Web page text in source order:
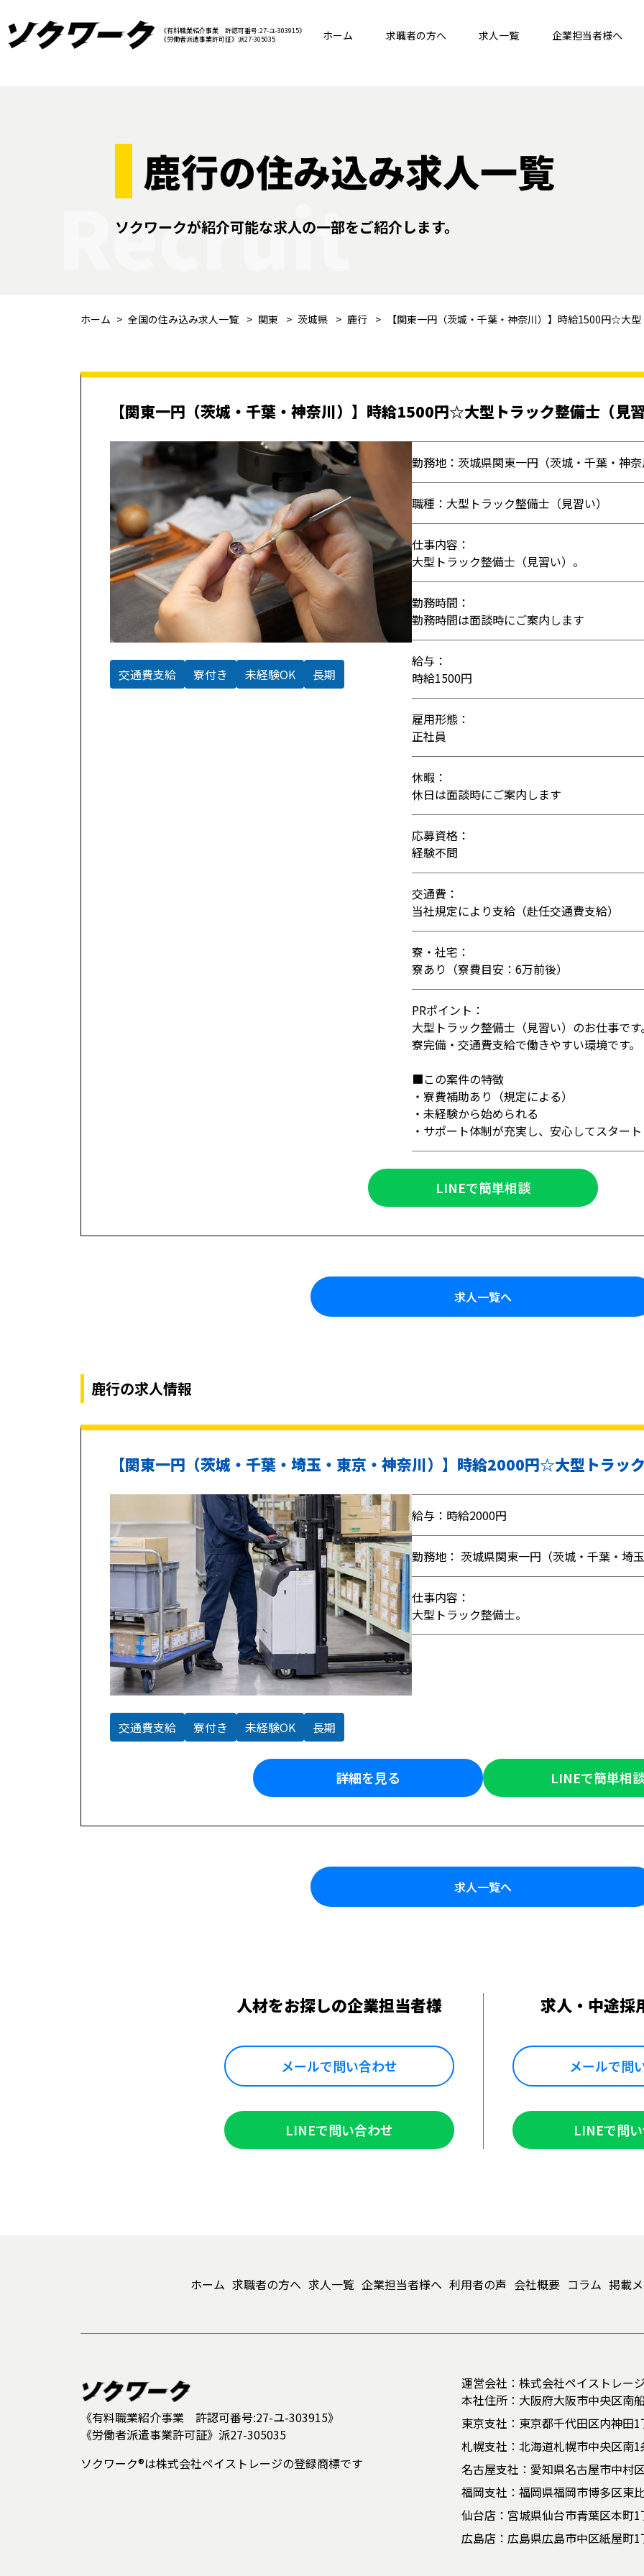
《有料職業紹介事業 許認可番号:27-ユ-303915》
《労働者派遣事業許可証》派27-305035
ホーム 求職者の方へ 求人一覧 企業担当者様へ
鹿行の住み込み求人一覧
ソクワークが紹介可能な求人の一部をご紹介します。
Recruit
ホーム 全国の住み込み求人一覧 関東 茨城県 鹿行 【関東一円（茨城・千葉・神奈川）】時給1500円☆大
【関東一円（茨城・千葉・神奈川）】時給1500円☆大型トラック整備士（見
交通費支給 寮付き 未経験OK 長期
勤務地：茨城県関東一円（茨城・千葉・神
職種：大型トラック整備士（見習い）
仕事内容：
大型トラック整備士（見習い）。
勤務時間：
勤務時間は面談時にご案内します
給与：
時給1500円
雇用形態：
正社員
休暇：
休日は面談時にご案内します
応募資格：
経験不問
交通費：
当社規定により支給（赴任交通費支給）
寮・社宅：
寮あり（寮費目安：6万前後）
PRポイント：
大型トラック整備士（見習い）のお仕事で
寮完備・交通費支給で働きやすい環境です。
■この案件の特徴
・寮費補助あり（規定による）
・未経験から始められる
・サポート体制が充実し、安心してスタート
LINEで簡単相談
求人一覧へ
鹿行の求人情報
【関東一円（茨城・千葉・埼玉・東京・神奈川）】時給2000円☆大型トラッ
交通費支給 寮付き 未経験OK 長期
給与：時給2000円
勤務地： 茨城県関東一円（茨城・千葉・埼
仕事内容：
大型トラック整備士。
詳細を見る LINEで簡単相
求人一覧へ
人材をお探しの企業担当者様
メールで問い合わせ
LINEで問い合わせ
求人・中途採
メールで問
LINEで問
ホーム 求職者の方へ 求人一覧 企業担当者様へ 利用者の声 会社概要 コラム 掲載
運営会社：株式会社ペイストレー
本社住所：大阪府大阪市中央区南
東京支社：東京都千代田区内神田
札幌支社：北海道札幌市中央区南
名古屋支社：愛知県名古屋市中村
福岡支社：福岡県福岡市博多区東
仙台店：宮城県仙台市青葉区本町
広島店：広島県広島市中区紙屋町
《有料職業紹介事業 許認可番号:27-ユ-303915》
《労働者派遣事業許可証》派27-305035
ソクワーク®は株式会社ペイストレージの登録商標です